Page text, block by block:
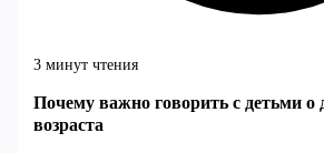
3 минут чтения
Почему важно говорить с детьми о
возраста